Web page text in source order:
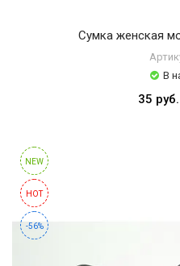
Сумка женская
В
35 руб.
NEW
HOT
-56%